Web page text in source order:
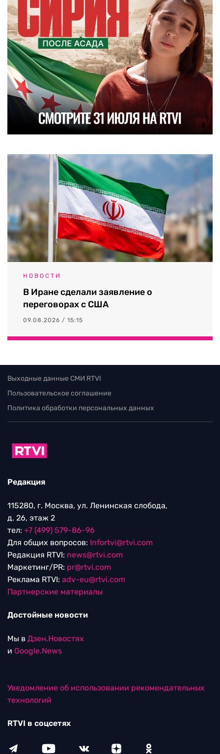
НОВОСТИ
В Иране сделали заявление о
переговорах с США
09.08.2026 / 15:15
Выходные данные СМИ RTVI
Пользовательское соглашение
Политика обработки персональных данных
Редакция
115280, г. Москва, ул. Ленинская слобода,
д. 26, этаж 2
тел: +7 (499) 579-86-96
Для общих вопросов: Infortvi@rtvi.com
Редакция RTVI: news@rtvi.com
Маркетинг/PR: pr@rtvi.com
Реклама RTVI: adv-eu@rtvi.com
Партнерские материалы
Достойные новости
Мы в Дзен.Новостях
и Google.News
Уведомление об использовании рекомендательных
технологий
RTVI в соцсетях